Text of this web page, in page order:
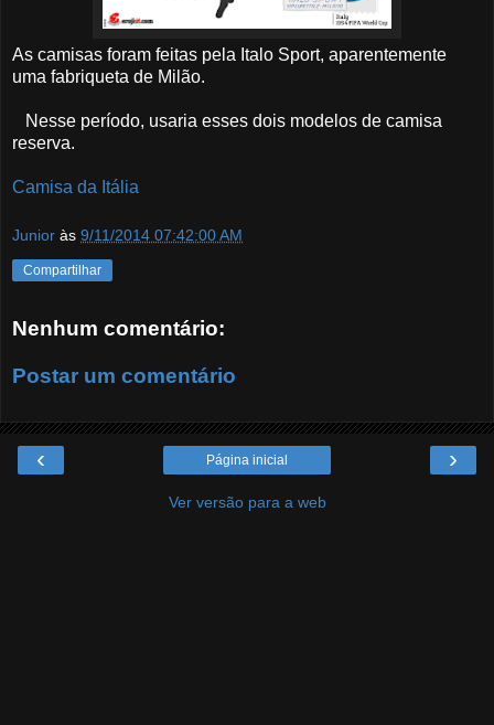
As camisas foram feitas pela Italo Sport, aparentemente
uma fabriqueta de Milão.
Nesse período, usaria esses dois modelos de camisa
reserva.
Camisa da Itália
Junior às 9/11/2014 07:42:00 AM
Compartilhar
Nenhum comentário:
Postar um comentário
‹ ›
Página inicial
Ver versão para a web